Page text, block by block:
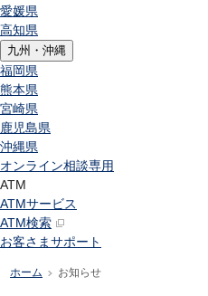
愛媛県
高知県
九州・沖縄
福岡県
熊本県
宮崎県
鹿児島県
沖縄県
オンライン相談専用
ATM
ATMサービス
ATM検索
お客さまサポート
ホーム お知らせ